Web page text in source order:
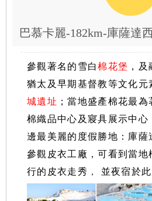
巴慕卡麗-182km-庫薩達
參觀著名的雪白棉花堡 ，
猶太及早期基督教等文化元
城遺址 ；當地盛產棉花最為
棉織品中心及寢具展示中心
邊最美麗的度假勝地：庫薩
參觀皮衣工廠，可看到當地
行的皮衣走秀 ， 並夜宿於此